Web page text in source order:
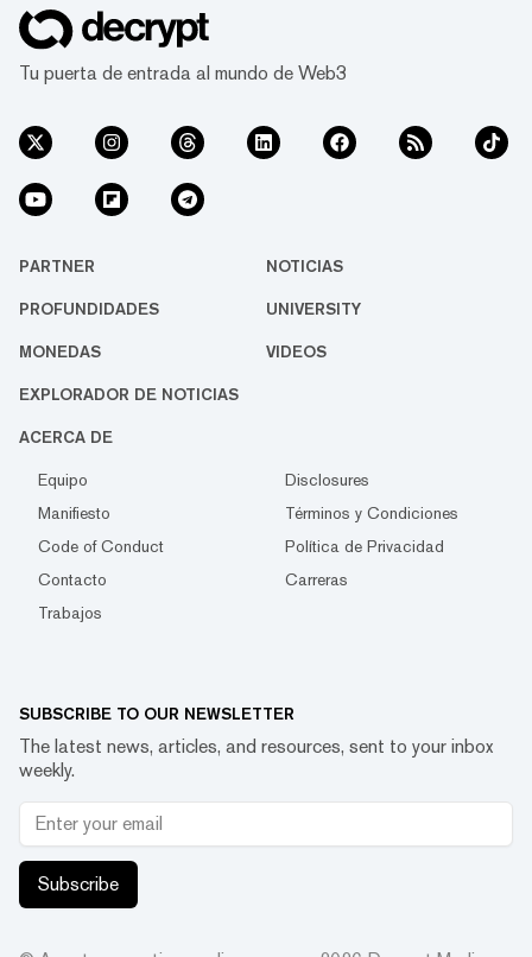
Tu puerta de entrada al mundo de Web3
PARTNER NOTICIAS
PROFUNDIDADES UNIVERSITY
MONEDAS VIDEOS
EXPLORADOR DE NOTICIAS
ACERCA DE
Equipo
Disclosures
Manifiesto
Términos y Condiciones
Code of Conduct
Política de Privacidad
Contacto
Carreras
Trabajos
SUBSCRIBE TO OUR NEWSLETTER
The latest news, articles, and resources, sent to your inbox
weekly.
Subscribe